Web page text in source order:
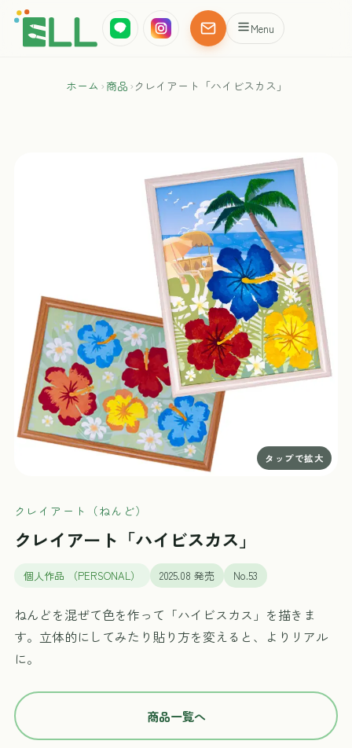
Menu
ホーム › 商品 › クレイアート「ハイビスカス」
クレイアート（ねんど）
クレイアート「ハイビスカス」
個人作品 （PERSONAL） 2025.08 発売 No.53
ねんどを混ぜて色を作って「ハイビスカス」を描きま
す。立体的にしてみたり貼り方を変えると、よりリアル
に。
商品一覧へ